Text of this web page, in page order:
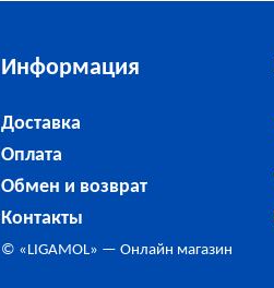
Информация
Доставка
Оплата
Обмен и возврат
Контакты
© «LIGAMOL» — Онлайн магазин